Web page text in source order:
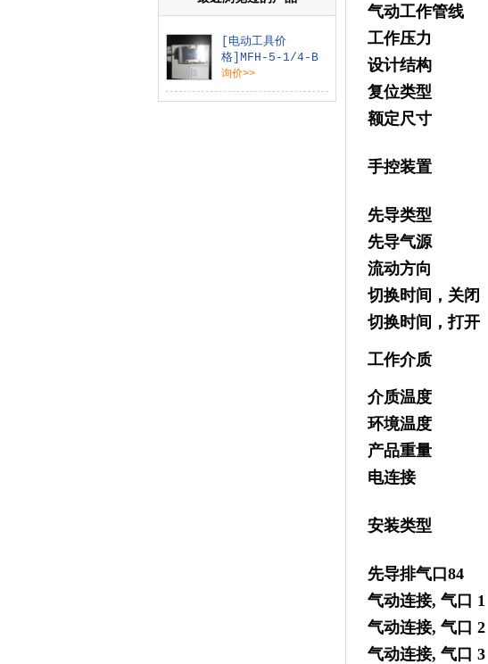
[电动工具价
格]MFH-5-1/4-B
15901
询价>>
气动工作管线
工作压力
设计结构
复位类型
额定尺寸
手控装置
先导类型
先导气源
流动方向
切换时间，关闭
切换时间，打开
工作介质
介质温度
环境温度
产品重量
电连接
安装类型
先导排气口84
气动连接, 气口 1
气动连接, 气口 2
气动连接, 气口 3